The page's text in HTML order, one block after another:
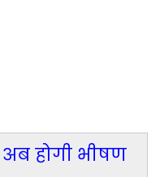
होगी भीषण